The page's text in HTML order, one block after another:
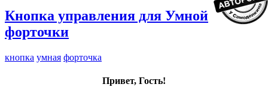
Кнопка управления для Умной
форточки
кнопка умная форточка
Привет, Гость!